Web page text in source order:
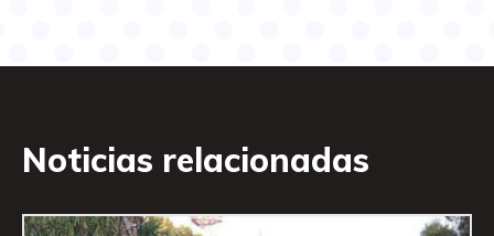
Noticias relacionadas